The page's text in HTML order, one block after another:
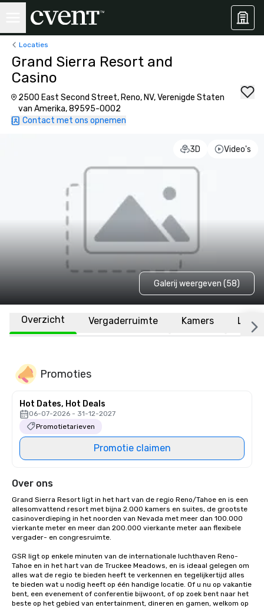
Locaties
Grand Sierra Resort and
Casino
2500 East Second Street, Reno, NV, Verenigde Staten
van Amerika, 89595-0002
Contact met ons opnemen
3D Video's
Galerij weergeven (58)
Overzicht Vergaderruimte Kamers
Promoties
Hot Dates, Hot Deals
06-07-2026 - 31-12-2027
Promotietarieven
Promotie claimen
Over ons
Grand Sierra Resort ligt in het hart van de regio Reno/Tahoe en is een
allesomvattend resort met bijna 2.000 kamers en suites, de grootste
casinoverdieping in het noorden van Nevada met meer dan 100.000
vierkante meter en meer dan 200.000 vierkante meter aan flexibele
vergader- en congresruimte.
GSR ligt op enkele minuten van de internationale luchthaven Reno-
Tahoe en in het hart van de Truckee Meadows, en is ideaal gelegen om
alles wat de regio te bieden heeft te verkennen en tegelijkertijd alles
te bieden wat u nodig heeft op één handige locatie. Of u nu op vakantie
bent, een evenement of conferentie bijwoont, of op zoek bent naar het
beste op het gebied van entertainment, dineren en gamen, welkom op